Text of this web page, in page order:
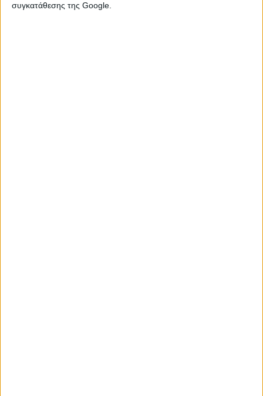
συγκατάθεσης της Google.